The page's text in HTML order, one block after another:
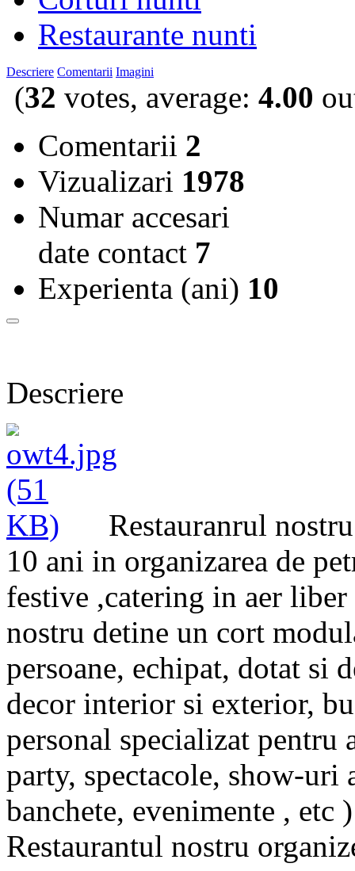
Restaurante nunti
Descriere Comentarii Imagini
(32 votes, average: 4.00
Comentarii 2
Vizualizari 1978
Numar accesari
date contact 7
Experienta (ani) 10
Descriere
Restauranrul
10 ani in organizarea de
festive ,catering in aer
nostru detine un cort
persoane, echipat, dotat si
decor interior si exterior,
personal specializat pentru
party, spectacole, show-uri
banchete, evenimente , etc )
Restaurantul nostru